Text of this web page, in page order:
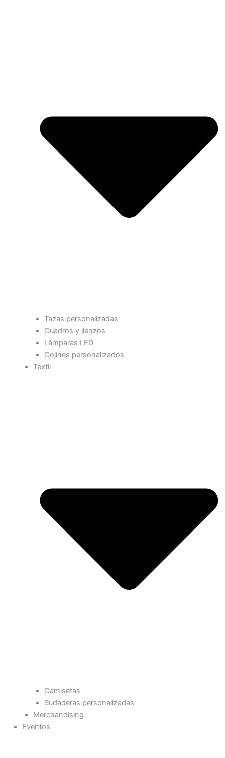
Tazas personalizadas
Cuadros y lienzos
Lámparas LED
Cojines personalizados
Textil
Camisetas
Sudaderas personalizadas
Merchandising
Eventos